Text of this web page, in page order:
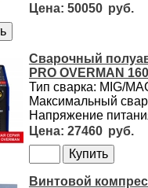
50050
Сварочный
PRO OVERMAN 160
Тип сварка: MIG/
Максимальный
Напряжение
27460
Винтовой